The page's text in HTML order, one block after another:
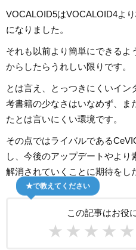
VOCALOID5はVOCALOID4よ
になりました。
それも以前より簡単にできるよ
からしたらうれしい限りです。
とは言え、とっつきにくいイ
考書籍の少なさはいなめず、ま
たとは言いにくい環境です。
その点ではライバルである
し、今後のアップデートやよ
解消されていくことに期待をし
この記事はお役
★ ★ ★ ★ ★
★で教えてください